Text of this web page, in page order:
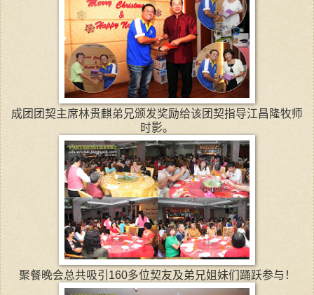
成团团契主席林贵麒弟兄颁发奖励给该团契指导江昌隆牧师
时影。
聚餐晚会总共吸引160多位契友及弟兄姐妹们踊跃参与！